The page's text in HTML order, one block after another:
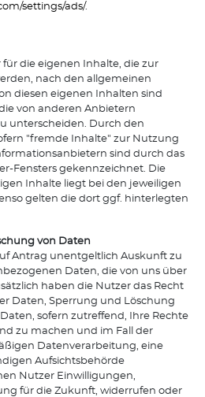
settings/ads/.
die eigenen Inhalte, die zur
nach den allgemeinen
diesen eigenen Inhalten sind
von anderen Anbietern
unterscheiden. Durch den
"fremde Inhalte" zur Nutzung
sind durch das
Fensters gekennzeichnet. Die
Inhalte liegt bei den jeweiligen
gelten die dort ggf. hinterlegten
von Daten
Antrag unentgeltlich Auskunft zu
Daten, die von uns über
haben die Nutzer das Recht
Daten, Sperrung und Löschung
sofern zutreffend, Ihre Rechte
zu machen und im Fall der
Datenverarbeitung, eine
Aufsichtsbehörde
Nutzer Einwilligungen,
für die Zukunft, widerrufen oder